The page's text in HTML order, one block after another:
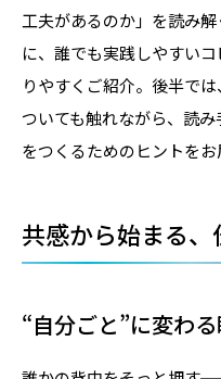
工夫があるのか」を読み
に、誰でも実践しやすい
りやすくご紹介。後半で
ついても触れながら、読
をつくるためのヒントをお
共感から始まる
“自分ごと”に変わ